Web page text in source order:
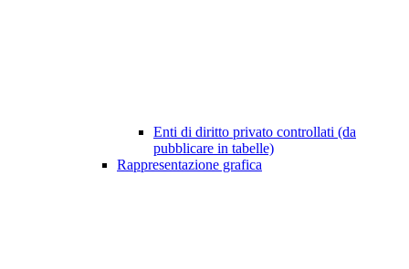
Enti di diritto privato controllati (da
pubblicare in tabelle)
Rappresentazione grafica